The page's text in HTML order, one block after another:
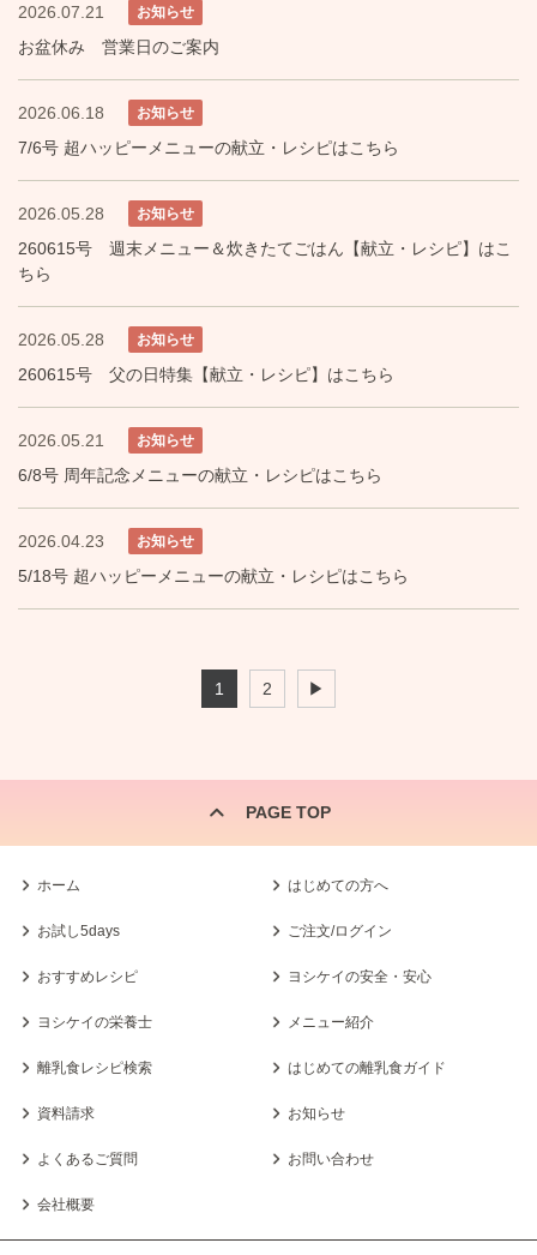
2026.07.21 お知らせ
お盆休み 営業日のご案内
2026.06.18 お知らせ
7/6号 超ハッピーメニューの献立・レシピはこちら
2026.05.28 お知らせ
260615号 週末メニュー＆炊きたてごはん【献立・レシピ】はこ
ちら
2026.05.28 お知らせ
260615号 父の日特集【献立・レシピ】はこちら
2026.05.21 お知らせ
6/8号 周年記念メニューの献立・レシピはこちら
2026.04.23 お知らせ
5/18号 超ハッピーメニューの献立・レシピはこちら
1 2 ▶
PAGE TOP
ホーム はじめての方へ
お試し5days ご注文/ログイン
おすすめレシピ ヨシケイの安全・安心
ヨシケイの栄養士 メニュー紹介
離乳食レシピ検索 はじめての離乳食ガイド
資料請求 お知らせ
よくあるご質問 お問い合わせ
会社概要